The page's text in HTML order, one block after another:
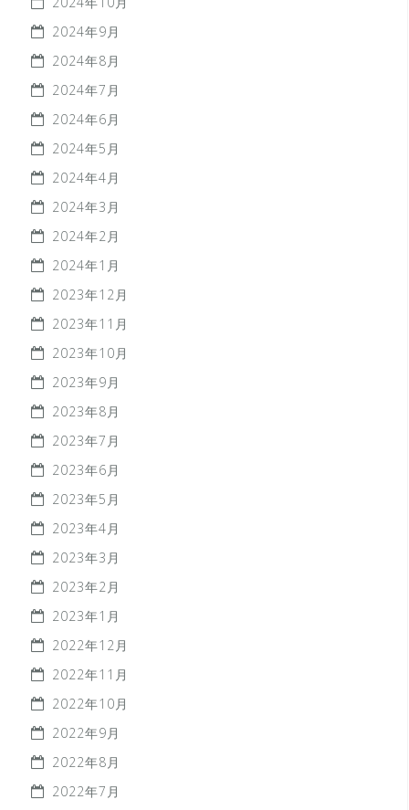
2024年9月
2024年8月
2024年7月
2024年6月
2024年5月
2024年4月
2024年3月
2024年2月
2024年1月
2023年12月
2023年11月
2023年10月
2023年9月
2023年8月
2023年7月
2023年6月
2023年5月
2023年4月
2023年3月
2023年2月
2023年1月
2022年12月
2022年11月
2022年10月
2022年9月
2022年8月
2022年7月